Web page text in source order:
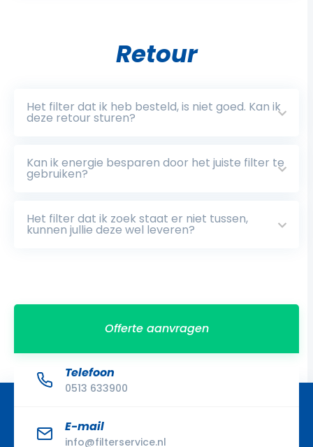
Retour
Het filter dat ik heb besteld, is niet goed. Kan ik
deze retour sturen?
Kan ik energie besparen door het juiste filter te
gebruiken?
Het filter dat ik zoek staat er niet tussen,
kunnen jullie deze wel leveren?
Offerte aanvragen
Telefoon
0513 633900
E-mail
info@filterservice.nl